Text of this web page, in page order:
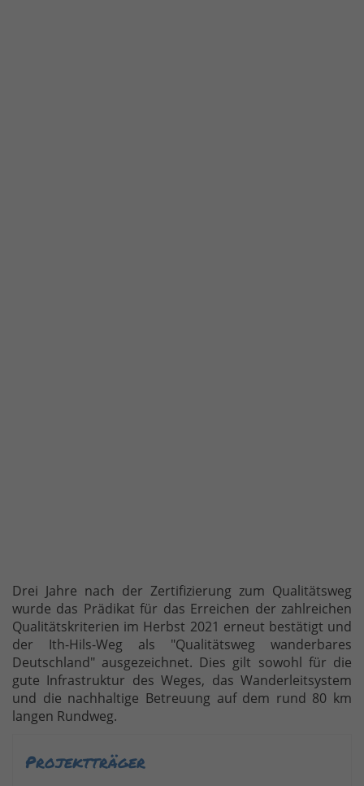
Drei Jahre nach der Zertifizierung zum Qualitätsweg
wurde das Prädikat für das Erreichen der zahlreichen
Qualitätskriterien im Herbst 2021 erneut bestätigt und
der Ith-Hils-Weg als "Qualitätsweg wanderbares
Deutschland" ausgezeichnet. Dies gilt sowohl für die
gute Infrastruktur des Weges, das Wanderleitsystem
und die nachhaltige Betreuung auf dem rund 80 km
langen Rundweg.
Projektträger